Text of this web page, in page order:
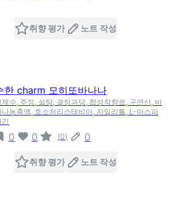
취향 평가 노트 작성
한 charm 모히또바나나
제수, 주정, 설탕, 결정과당, 합성착향료, 구연산, 바
나농축액, 효소처리스테비아, 자일리톨, L-아스파
긴
0 0 (0) 0
취향 평가 노트 작성